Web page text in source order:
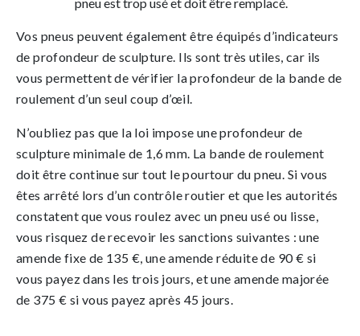
Vos pneus peuvent également être équipés d’indicateurs
de profondeur de sculpture. Ils sont très utiles, car ils
vous permettent de vérifier la profondeur de la bande de
roulement d’un seul coup d’œil.
N’oubliez pas que la loi impose une profondeur de
sculpture minimale de 1,6 mm. La bande de roulement
doit être continue sur tout le pourtour du pneu. Si vous
êtes arrêté lors d’un contrôle routier et que les autorités
constatent que vous roulez avec un pneu usé ou lisse,
vous risquez de recevoir les sanctions suivantes : une
amende fixe de 135 €, une amende réduite de 90 € si
vous payez dans les trois jours, et une amende majorée
de 375 € si vous payez après 45 jours.